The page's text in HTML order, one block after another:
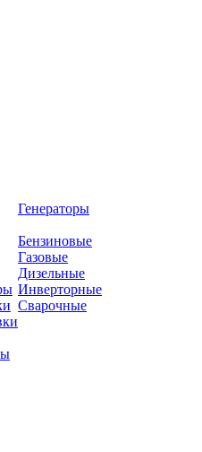
Генераторы
Бензиновые
Газовые
Дизельные
Инверторные
Сварочные